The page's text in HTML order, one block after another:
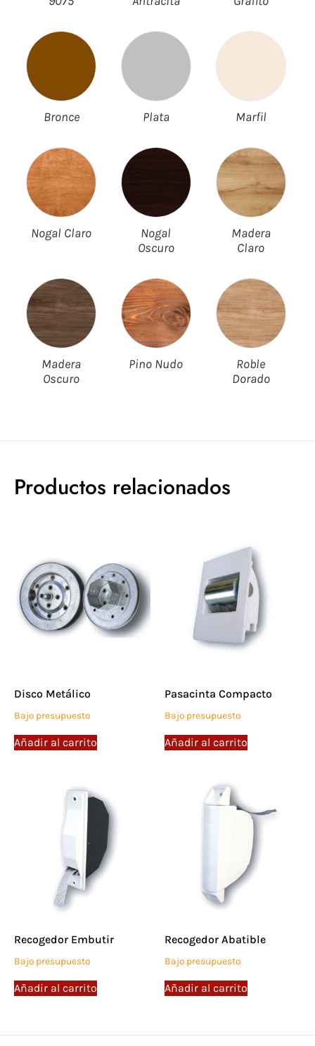
Bronce Plata Marfil
Nogal Claro
Nogal
Oscuro
Madera
Claro
Madera
Oscuro
Pino Nudo
Roble
Dorado
Productos relacionados
Disco Metálico
Bajo presupuesto
Añadir al carrito
Pasacinta Compacto
Bajo presupuesto
Añadir al carrito
Recogedor Embutir
Bajo presupuesto
Añadir al carrito
Recogedor Abatible
Bajo presupuesto
Añadir al carrito